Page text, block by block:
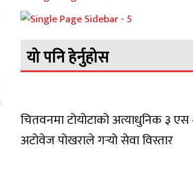
यो पनि हेर्नुहोस
चितवनमा टोयोटाको अत्याधुनिक ३
अटोवेज पोखराले गर्‍यो सेवा विस्तार